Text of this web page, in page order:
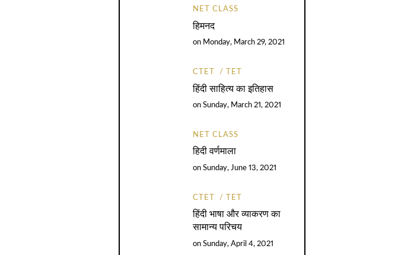
NET CLASS
हिमनद
on Monday, March 29, 2021
CTET TET
हिंदी साहित्य का इतिहास
on Sunday, March 21, 2021
NET CLASS
हिदी वर्णमाला
on Sunday, June 13, 2021
CTET TET
हिंदी भाषा और व्याकरण का
सामान्य परिचय
on Sunday, April 4, 2021